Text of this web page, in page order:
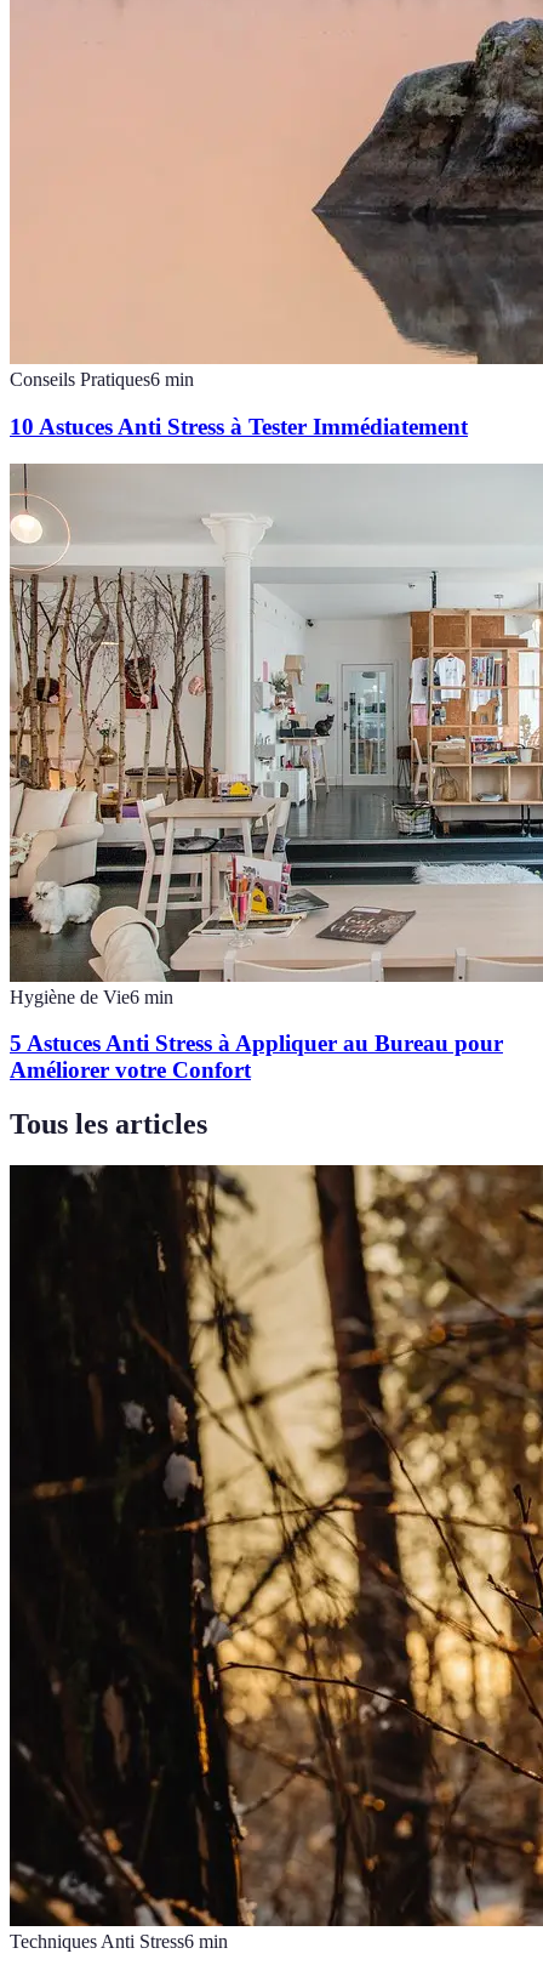
Conseils Pratiques6 min
10 Astuces Anti Stress à Tester Immédiatement
Hygiène de Vie6 min
5 Astuces Anti Stress à Appliquer au Bureau pour
Améliorer votre Confort
Tous les articles
Techniques Anti Stress6 min